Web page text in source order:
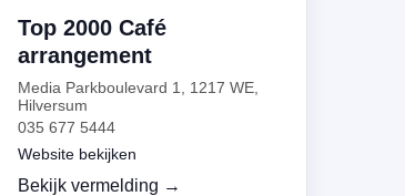
Top 2000 Café
arrangement
Media Parkboulevard 1, 1217 WE,
Hilversum
035 677 5444
Website bekijken
Bekijk vermelding →